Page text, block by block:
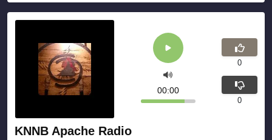
KNNB Apache Radio
00:00
0
0